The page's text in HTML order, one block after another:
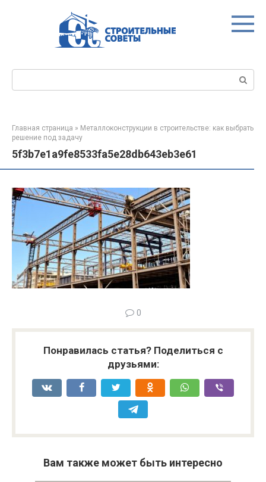
Главная страница » Металлоконструкции в строительстве: как выбрать
решение под задачу
5f3b7e1a9fe8533fa5e28db643eb3e61
0
Понравилась статья? Поделиться с
друзьями:
Вам также может быть интересно